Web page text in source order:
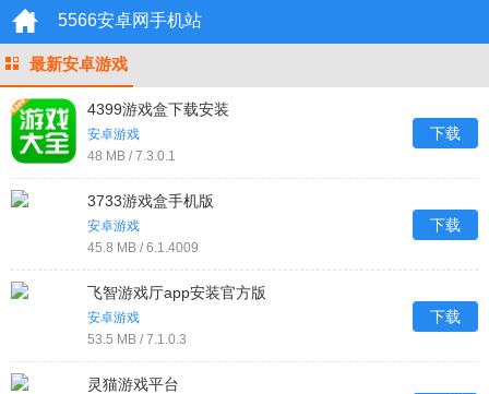
5566安卓网手机站
最新安卓游戏
4399游戏盒下载安装
安卓游戏
48 MB / 7.3.0.1
下载
3733游戏盒手机版
安卓游戏
45.8 MB / 6.1.4009
下载
飞智游戏厅app安装官方版
安卓游戏
53.5 MB / 7.1.0.3
下载
灵猫游戏平台